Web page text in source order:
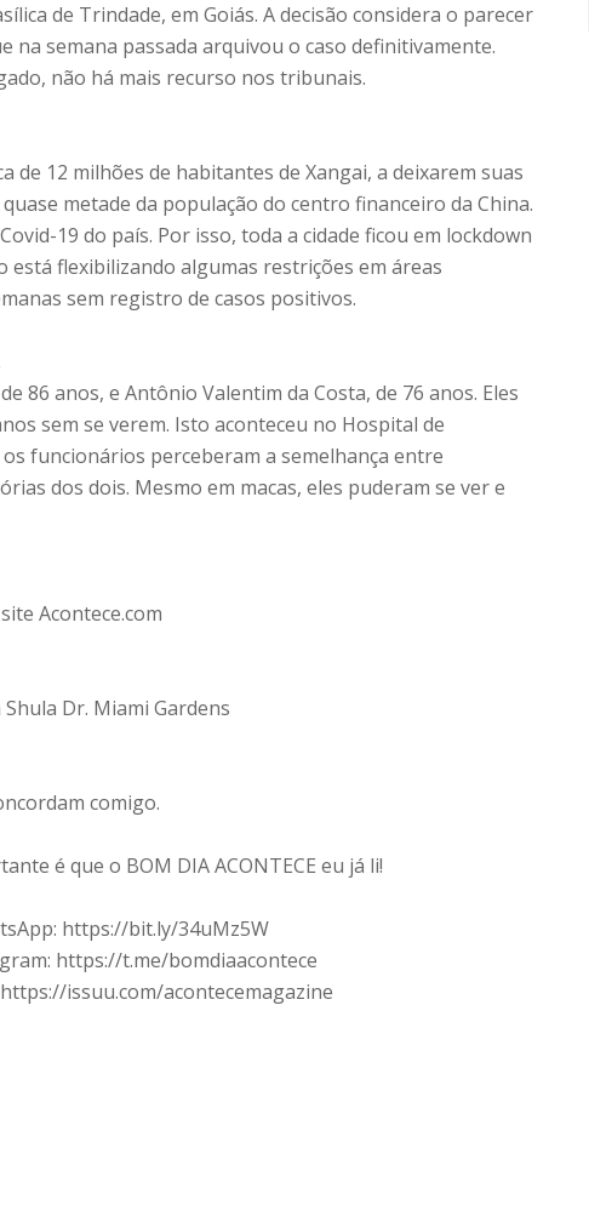
de Trindade, em Goiás. A decisão considera o parecer
na semana passada arquivou o caso definitivamente.
não há mais recurso nos tribunais.
de 12 milhões de habitantes de Xangai, a deixarem suas
metade da população do centro financeiro da China.
19 do país. Por isso, toda a cidade ficou em lockdown
está flexibilizando algumas restrições em áreas
sem registro de casos positivos.
86 anos, e Antônio Valentim da Costa, de 76 anos. Eles
sem se verem. Isto aconteceu no Hospital de
funcionários perceberam a semelhança entre
dos dois. Mesmo em macas, eles puderam se ver e
Acontece.com
Dr. Miami Gardens
comigo.
é que o BOM DIA ACONTECE eu já li!
https://bit.ly/34uMz5W
https://t.me/bomdiaacontece
issuu.com/acontecemagazine